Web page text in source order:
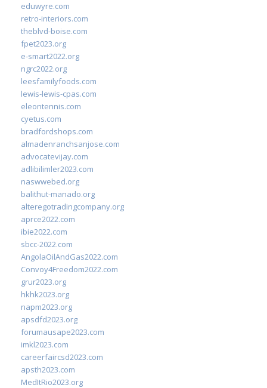
eduwyre.com
retro-interiors.com
theblvd-boise.com
fpet2023.org
e-smart2022.org
ngrc2022.org
leesfamilyfoods.com
lewis-lewis-cpas.com
eleontennis.com
cyetus.com
bradfordshops.com
almadenranchsanjose.com
advocatevijay.com
adlibilimler2023.com
naswwebed.org
balithut-manado.org
alteregotradingcompany.org
aprce2022.com
ibie2022.com
sbcc-2022.com
AngolaOilAndGas2022.com
Convoy4Freedom2022.com
grur2023.org
hkhk2023.org
napm2023.org
apsdfd2023.org
forumausape2023.com
imkl2023.com
careerfaircsd2023.com
apsth2023.com
MedItRio2023.org